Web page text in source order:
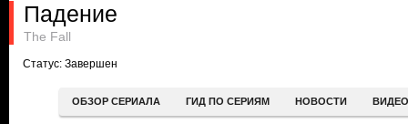
Падение
The Fall
Статус: Завершен
ОБЗОР СЕРИАЛА ГИД ПО СЕРИЯМ НОВОСТИ ВИДЕО